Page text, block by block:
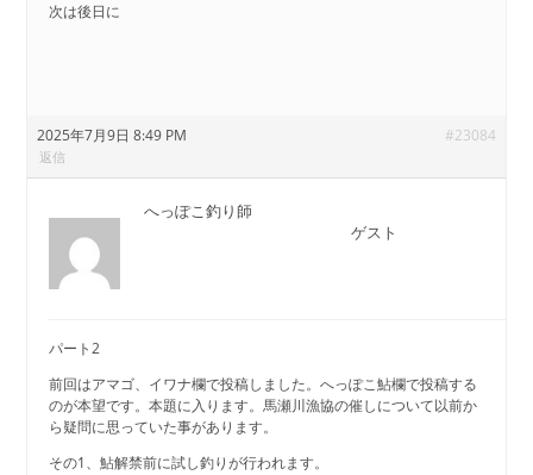
次は後日に
2025年7月9日 8:49 PM #23084
返信
へっぽこ釣り師
ゲスト
パート2
前回はアマゴ、イワナ欄で投稿しました。へっぽこ鮎欄で投稿する
のが本望です。本題に入ります。馬瀬川漁協の催しについて以前か
ら疑問に思っていた事があります。
その1、鮎解禁前に試し釣りが行われます。